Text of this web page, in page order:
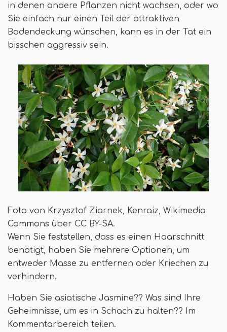
in denen andere Pflanzen nicht wachsen, oder wo
Sie einfach nur einen Teil der attraktiven
Bodendeckung wünschen, kann es in der Tat ein
bisschen aggressiv sein.
Foto von Krzysztof Ziarnek, Kenraiz, Wikimedia
Commons über CC BY-SA.
Wenn Sie feststellen, dass es einen Haarschnitt
benötigt, haben Sie mehrere Optionen, um
entweder Masse zu entfernen oder Kriechen zu
verhindern.
Haben Sie asiatische Jasmine?? Was sind Ihre
Geheimnisse, um es in Schach zu halten?? Im
Kommentarbereich teilen.